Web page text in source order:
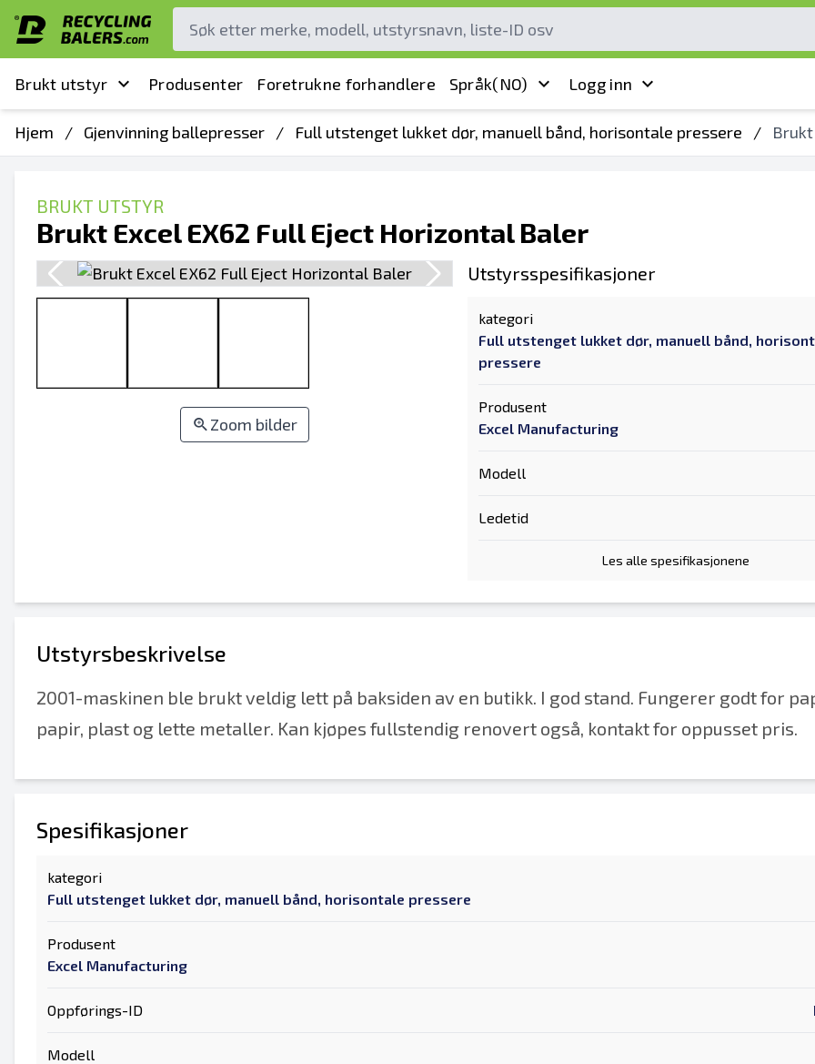
Brukt utstyr Produsenter Foretrukne forhandlere Språk(NO) Logg inn
Hjem / Gjenvinning ballepresser / Full utstenget lukket dør, manuell bånd, horisontale pressere /
BRUKT UTSTYR
Brukt Excel EX62 Full Eject Horizontal Baler
Zoom bilder
Utstyrsspesifikasjoner
kategori
Full utstenget lukket dør, manuell bånd,
pressere
Produsent
Excel Manufacturing
Modell
Ledetid
Les alle spesifikasjonene
Utstyrsbeskrivelse
2001-maskinen ble brukt veldig lett på baksiden av en butikk. I god stand. Fungerer godt for
papir, plast og lette metaller. Kan kjøpes fullstendig renovert også, kontakt for oppusset pris.
Spesifikasjoner
kategori
Full utstenget lukket dør, manuell bånd, horisontale pressere
Produsent
Excel Manufacturing
Oppførings-ID
Modell